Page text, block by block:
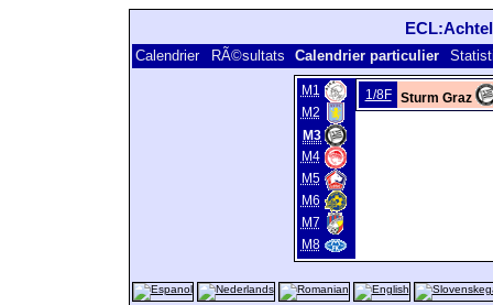
Calendrier RÃ©sultats Calendrier particulier
M1
M2
M3
M4
M5
M6
M7
M8
1/8F Sturm Graz